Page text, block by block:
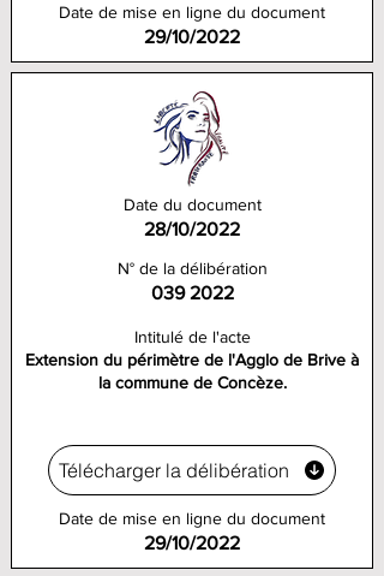
Date de mise en ligne du document
29/10/2022
Date du document
28/10/2022
N° de la délibération
039 2022
Intitulé de l'acte
Extension du périmètre de l'Agglo de Brive à
la commune de Concèze.
Télécharger la délibération
Date de mise en ligne du document
29/10/2022